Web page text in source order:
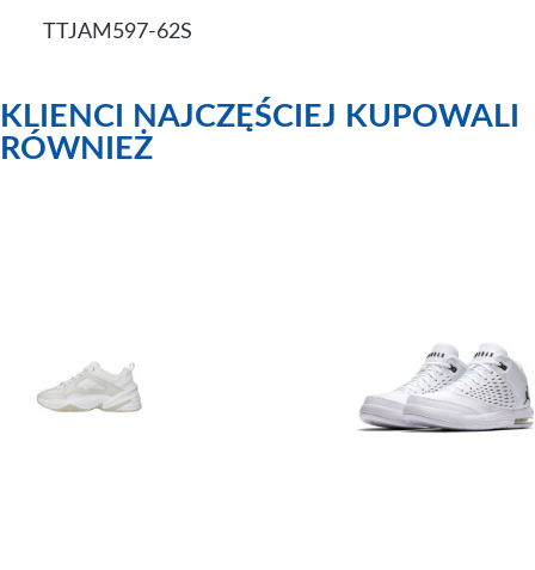
TTJAM597-62S
KLIENCI NAJCZĘŚCIEJ KUPOWALI
RÓWNIEŻ